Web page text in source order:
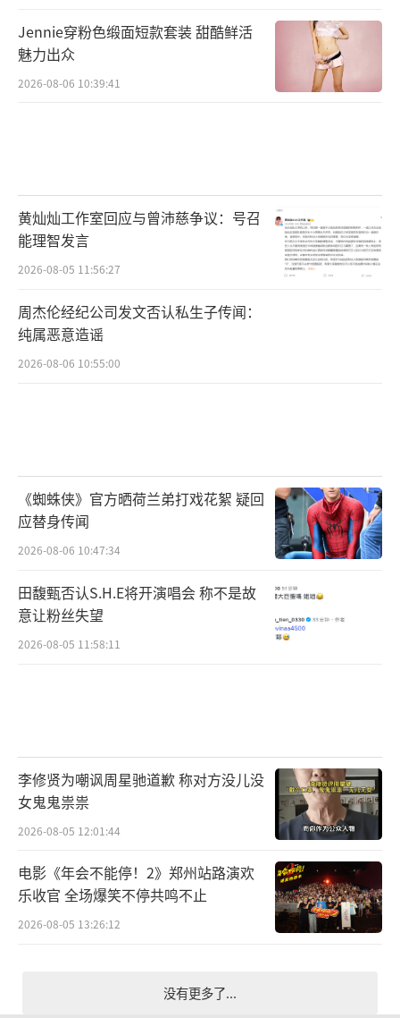
Jennie穿粉色缎面短款套装 甜酷鲜活
魅力出众
2026-08-06 10:39:41
黄灿灿工作室回应与曾沛慈争议：号召
能理智发言
2026-08-05 11:56:27
周杰伦经纪公司发文否认私生子传闻：
纯属恶意造谣
2026-08-06 10:55:00
《蜘蛛侠》官方晒荷兰弟打戏花絮 疑回
应替身传闻
2026-08-06 10:47:34
田馥甄否认S.H.E将开演唱会 称不是故
意让粉丝失望
2026-08-05 11:58:11
李修贤为嘲讽周星驰道歉 称对方没儿没
女鬼鬼祟祟
2026-08-05 12:01:44
电影《年会不能停！2》郑州站路演欢
乐收官 全场爆笑不停共鸣不止
2026-08-05 13:26:12
没有更多了...